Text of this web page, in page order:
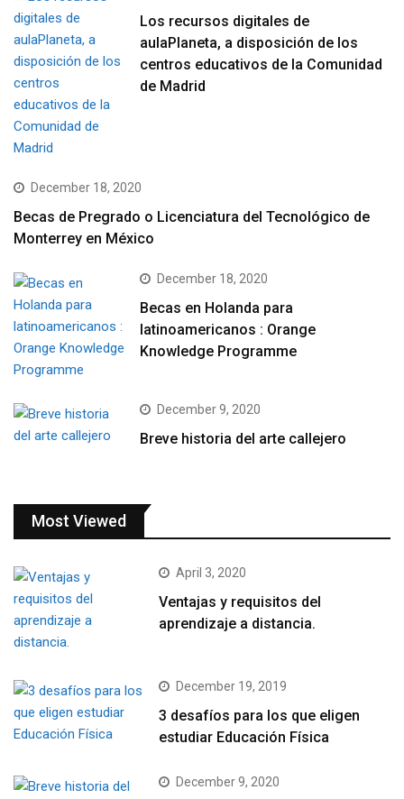
Los recursos digitales de
aulaPlaneta, a disposición de los
centros educativos de la Comunidad
de Madrid
December 18, 2020
Becas de Pregrado o Licenciatura del Tecnológico de
Monterrey en México
December 18, 2020
Becas en Holanda para
latinoamericanos : Orange
Knowledge Programme
December 9, 2020
Breve historia del arte callejero
Most Viewed
April 3, 2020
Ventajas y requisitos del
aprendizaje a distancia.
December 19, 2019
3 desafíos para los que eligen
estudiar Educación Física
December 9, 2020